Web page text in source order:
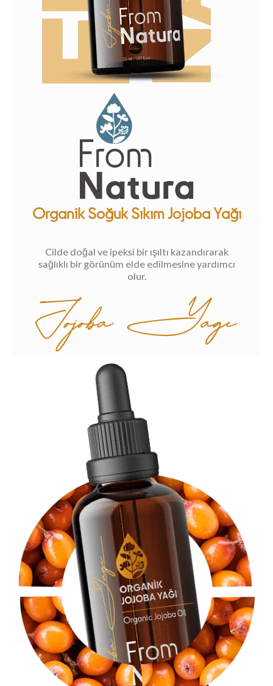
Organik Soğuk Sıkım Jojoba Yağı
Cilde doğal ve ipeksi bir ışıltı kazandırarak
sağlıklı bir görünüm elde edilmesine yardımcı
olur.